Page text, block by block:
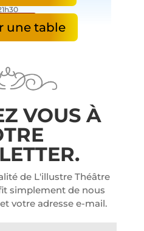
une table
VOUS À
de L'illustre Théâtre
simplement de nous
votre adresse e-mail.